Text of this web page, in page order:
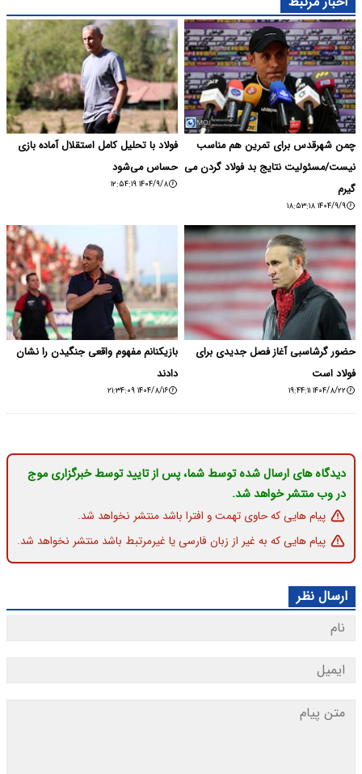
چمن شهرقدس برای تمرین هم مناسب
نیست/مسئولیت نتایج بد فولاد گردن می
گیرم
۱۴۰۴/۹/۹ ۱۸:۵۳:۱۸
فولاد با تحلیل کامل استقلال آماده بازی
حساس می‌شود
۱۴۰۴/۹/۸ ۱۲:۵۴:۱۹
حضور گرشاسبی آغاز فصل جدیدی برای
فولاد است
۱۴۰۴/۸/۲۲ ۱۹:۴۴:۱۱
بازیکنانم مفهوم واقعی جنگیدن را نشان
دادند
۱۴۰۴/۸/۱۶ ۲۱:۳۴:۰۹
دیدگاه های ارسال شده توسط شما، پس از تایید توسط خبرگزاری موج
در وب منتشر خواهد شد.
پیام هایی که حاوی تهمت و افترا باشد منتشر نخواهد شد.
پیام هایی که به غیر از زبان فارسی یا غیرمرتبط باشد منتشر نخواهد شد.
ارسال نظر